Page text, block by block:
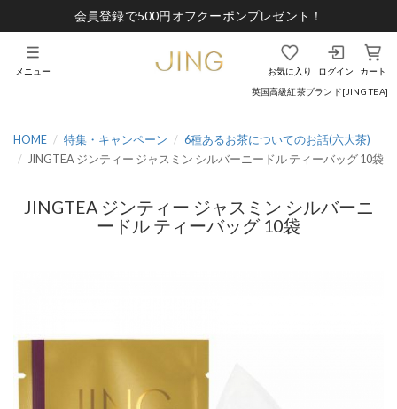
会員登録で500円オフクーポンプレゼント！
英国高級紅茶ブランド[JING TEA]
お気に入り ログイン カート
メニュー
HOME 特集・キャンペーン
6種あるお茶についてのお話(六大茶)
JINGTEA ジンティー ジャスミン シルバーニードル ティーバッグ 10袋
JINGTEA ジンティー ジャスミン シルバーニ
ードル ティーバッグ 10袋